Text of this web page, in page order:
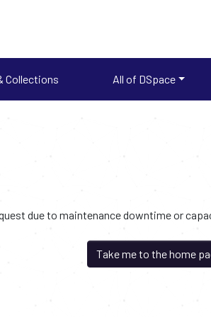
Collections All of DSpace
due to maintenance downtime or
Take me to the home